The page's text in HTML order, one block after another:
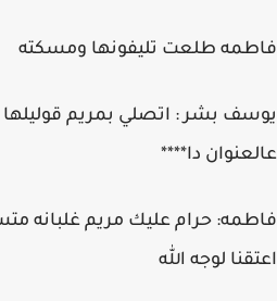
فاطمه طلعت تليفونها ومسكته
يوسف بشر : اتصلي بمريم قوليلها
عالعنوان دا****
فاطمه: حرام عليك مريم غلبانه
اعتقنا لوجه الله